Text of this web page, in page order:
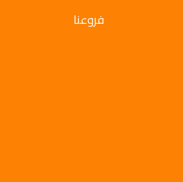
فروعنا